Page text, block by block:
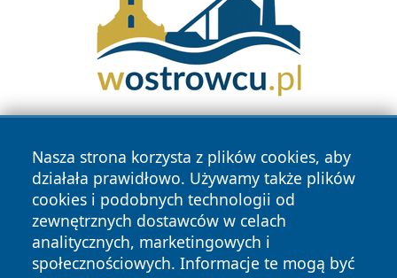
Nasza strona korzysta z plików cookies, aby
działała prawidłowo. Używamy także plików
cookies i podobnych technologii od
zewnętrznych dostawców w celach
analitycznych, marketingowych i
społecznościowych. Informacje te mogą być
Copyright © 2026 kielceinfo.pl Wszystkie prawa zastrzeżone.